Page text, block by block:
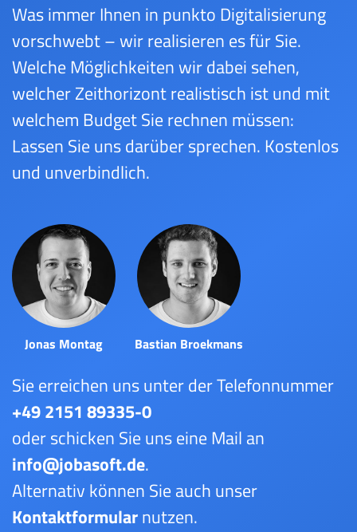
Was immer Ihnen in punkto Digitalisierung
vorschwebt – wir realisieren es für Sie.
Welche Möglichkeiten wir dabei sehen,
welcher Zeithorizont realistisch ist und mit
welchem Budget Sie rechnen müssen:
Lassen Sie uns darüber sprechen. Kostenlos
und unverbindlich.
Jonas Montag Bastian Broekmans
Sie erreichen uns unter der Telefonnummer
+49 2151 89335-0
oder schicken Sie uns eine Mail an
info@jobasoft.de.
Alternativ können Sie auch unser
Kontaktformularnutzen.